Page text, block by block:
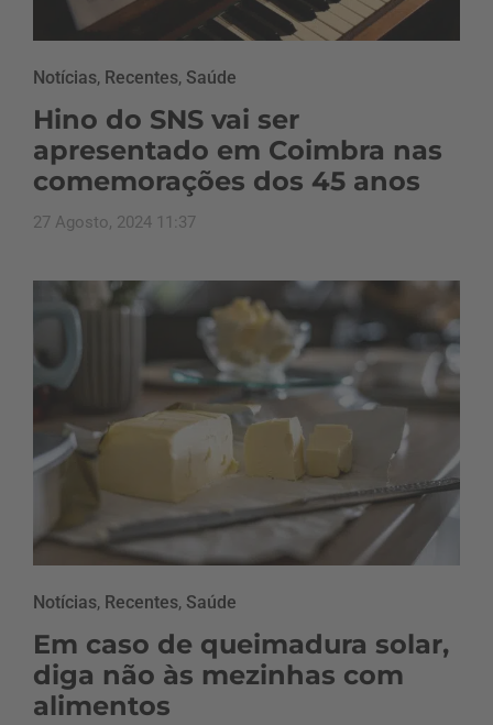
Notícias, Recentes, Saúde
Hino do SNS vai ser
apresentado em Coimbra nas
comemorações dos 45 anos
27 Agosto, 2024 11:37
Notícias, Recentes, Saúde
Em caso de queimadura solar,
diga não às mezinhas com
alimentos